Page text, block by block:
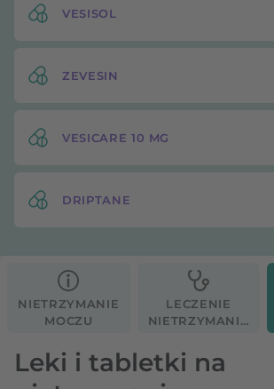
VESISOL
ZEVESIN
VESICARE 10 MG
DRIPTANE
NIETRZYMANIE
MOCZU
LECZENIE
NIETRZYMANIA
Leki i tabletki na